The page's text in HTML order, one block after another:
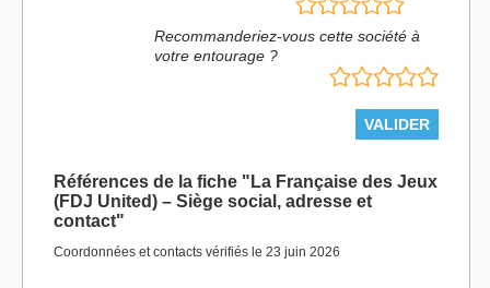
Recommanderiez-vous cette société à
votre entourage ?
Références de la fiche "La Française des Jeux
(FDJ United) – Siège social, adresse et
contact"
Coordonnées et contacts vérifiés le 23 juin 2026